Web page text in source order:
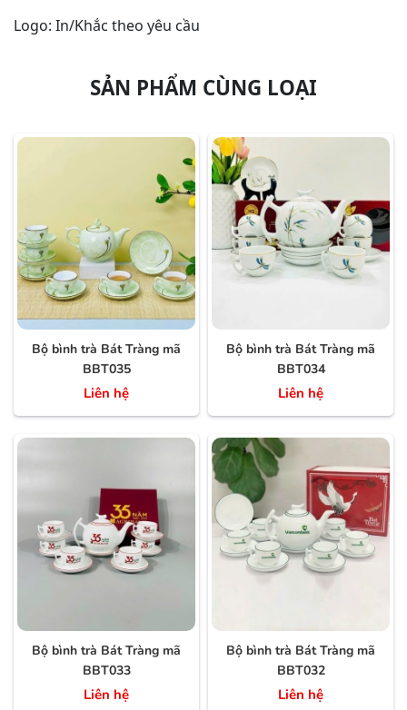
Logo: In/Khắc theo yêu cầu
SẢN PHẨM CÙNG LOẠI
Bộ bình trà Bát Tràng mã
BBT035
Liên hệ
Bộ bình trà Bát Tràng mã
BBT034
Liên hệ
Bộ bình trà Bát Tràng mã
BBT033
Liên hệ
Bộ bình trà Bát Tràng mã
BBT032
Liên hệ